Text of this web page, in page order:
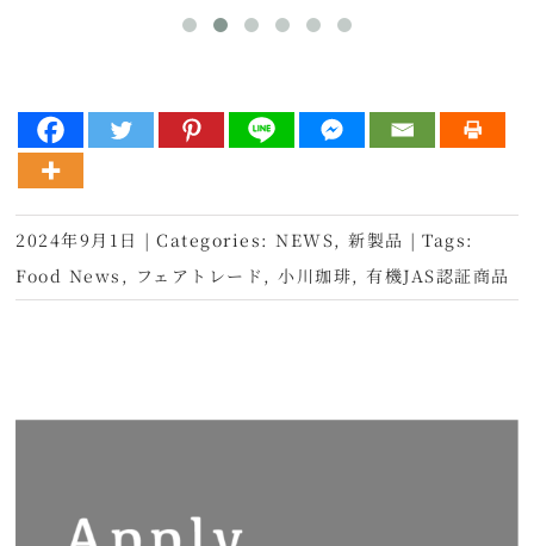
2024年9月1日 | Categories:NEWS,新製品 | Tags:
Food News , フェアトレード ,小川珈琲, 有機JAS認証商品